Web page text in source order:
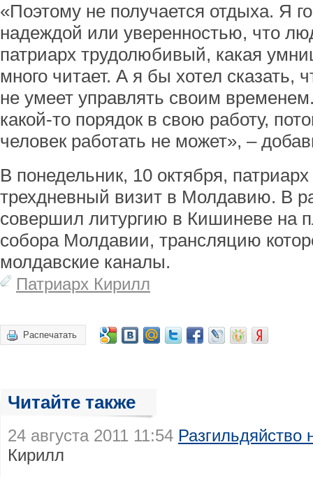
«Поэтому не получается отдыха. Я
надеждой или уверенностью, что
патриарх трудолюбивый, какая
много читает. А я бы хотел сказать,
не умеет управлять своим
какой-то порядок в свою работу,
человек работать не может», –
В понедельник, 10 октября,
трехдневный визит в Молдавию. В
совершил литургию в Кишиневе на
собора Молдавии, трансляцию
молдавские каналы.
Патриарх Кирилл
Распечатать
Читайте также
24 августа 2011 11:54 Разгильдяйство
Кирилл